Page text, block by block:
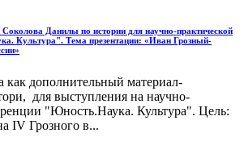
Данилы по истории для научно-практической
Культура". Тема презентации: «Иван Грозный-
как дополнительный материал-
для выступления на научно-
"Юность.Наука. Культура". Цель:
IV Грозного в...